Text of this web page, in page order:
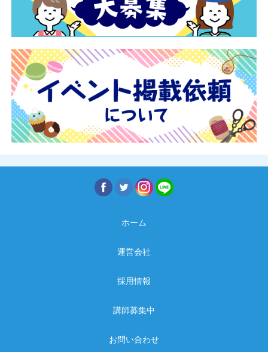
ホーム
運営会社
採用情報
講師募集中
お問い合わせ